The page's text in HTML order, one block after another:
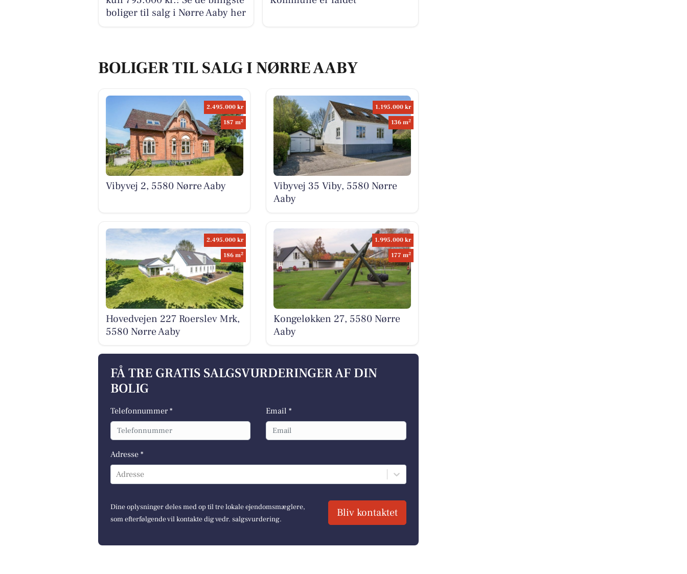
boliger til salg i Nørre Aaby her
BOLIGER TIL SALG I NØRRE AABY
2.495.000 kr
187 m2
Vibyvej 2, 5580 Nørre Aaby
1.195.000 kr
136 m2
Vibyvej 35 Viby, 5580 Nørre
Aaby
2.495.000 kr
186 m2
Hovedvejen 227 Roerslev Mrk,
5580 Nørre Aaby
1.995.000 kr
177 m2
Kongeløkken 27, 5580 Nørre
Aaby
FÅ TRE GRATIS SALGSVURDERINGER AF DIN
BOLIG
Telefonnummer * Email *
Adresse *
Adresse
Dine oplysninger deles med op til tre lokale ejendomsmæglere,
som efterfølgende vil kontakte dig vedr. salgsvurdering.
Bliv kontaktet